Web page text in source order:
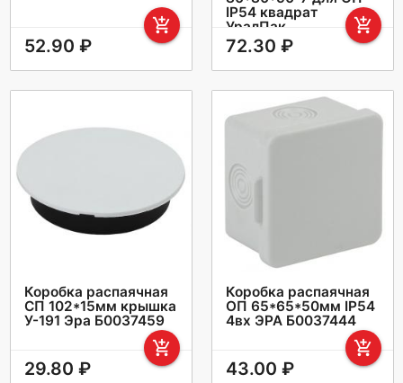
add_shopping_cart
52.90 ₽
IP54 квадрат
УралПак
add_shopping_cart
72.30 ₽
Коробка распаячная
СП 102*15мм крышка
У-191 Эра Б0037459
add_shopping_cart
29.80 ₽
Коробка распаячная
ОП 65*65*50мм IP54
4вх ЭРА Б0037444
add_shopping_cart
43.00 ₽